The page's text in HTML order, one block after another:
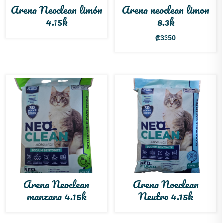
Arena Neoclean limón
4.15k
Arena neoclean limon
8.3k
₡3350
Arena Neoclean
manzana 4.15k
Arena Noeclean
Neutro 4.15k